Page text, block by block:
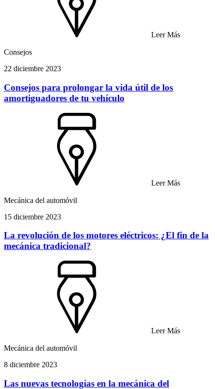
Leer Más
Consejos
22 diciembre 2023
Consejos para prolongar la vida útil de los
amortiguadores de tu vehículo
Leer Más
Mecánica del automóvil
15 diciembre 2023
La revolución de los motores eléctricos: ¿El fin de la
mecánica tradicional?
Leer Más
Mecánica del automóvil
8 diciembre 2023
Las nuevas tecnologías en la mecánica del